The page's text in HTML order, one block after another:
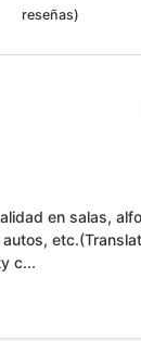
reseñas)
en salas,
c...